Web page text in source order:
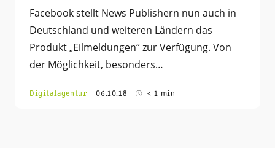
Facebook stellt News Publishern nun auch in
Deutschland und weiteren Ländern das
Produkt „Eilmeldungen“ zur Verfügung. Von
der Möglichkeit, besonders…
Digitalagentur 06.10.18 < 1 min